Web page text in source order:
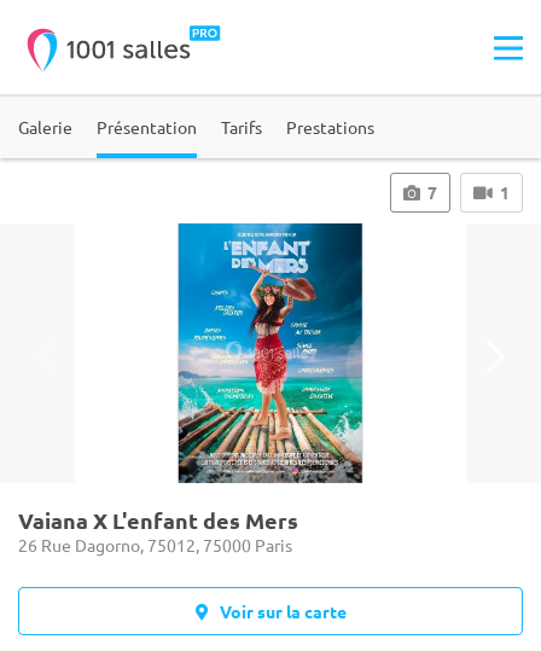
Galerie Présentation Tarifs Prestations
7 1
Vaiana X L'enfant des Mers
26 Rue Dagorno, 75012, 75000 Paris
Voir sur la carte